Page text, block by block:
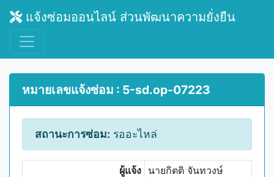
แจ้งซ่อมออนไลน์ ส่วนพัฒนาความยั่งยืน
หมายเลขแจ้งซ่อม : 5-sd.op-07223
สถานะการซ่อม: รออะไหล่
ผู้แจ้ง นายกิตติ จันทวงษ์